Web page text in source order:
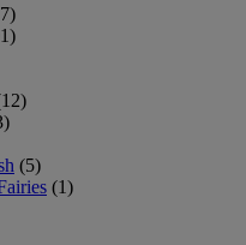
(5)
(1)